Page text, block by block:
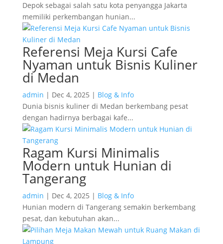
Depok sebagai salah satu kota penyangga Jakarta
memiliki perkembangan hunian...
Referensi Meja Kursi Cafe
Nyaman untuk Bisnis Kuliner
di Medan
admin | Dec 4, 2025 | Blog & Info
Dunia bisnis kuliner di Medan berkembang pesat
dengan hadirnya berbagai kafe...
Ragam Kursi Minimalis
Modern untuk Hunian di
Tangerang
admin | Dec 4, 2025 | Blog & Info
Hunian modern di Tangerang semakin berkembang
pesat, dan kebutuhan akan...